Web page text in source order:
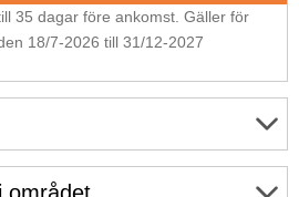
35 dagar före ankomst. Gäller för
18/7-2026 till 31/12-2027